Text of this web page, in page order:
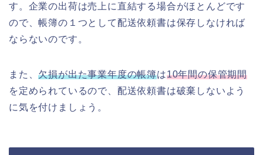
す。企業の出荷は売上に直結する場合がほとんどです
ので、帳簿の１つとして配送依頼書は保存しなければ
ならないのです。
また、欠損が出た事業年度の帳簿は10年間の保管期間
を定められているので、配送依頼書は破棄しないよう
に気を付けましょう。